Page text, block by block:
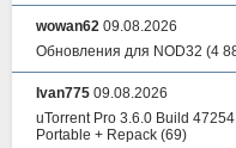
wowan62 09.08.2026
Обновления для NOD32 (4
Ivan775 09.08.2026
uTorrent Pro 3.6.0 Build
Portable + Repack (69)